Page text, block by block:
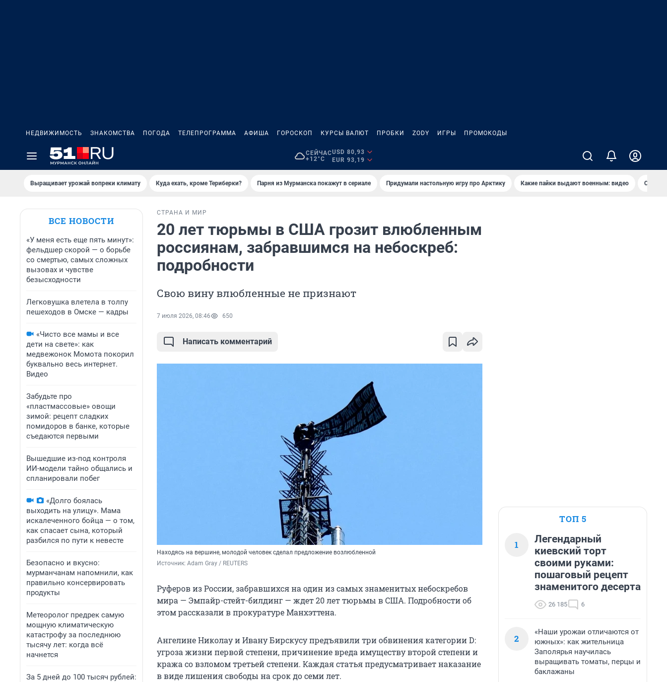
НЕДВИЖИМОСТЬ ЗНАКОМСТВА ПОГОДА ТЕЛЕПРОГРАММА АФИША ГОРОСКОП КУРСЫ ВАЛЮТ ПРОБКИ ZODY ИГРЫ ПРОМОКОДЫ
СЕЙЧАС
+12°C
USD 80,93
EUR 93,19
Выращивает урожай вопреки климату Куда ехать, кроме Териберки? Парня из Мурманска покажут в сериале Придумали настольную игру про Арктику Какие пайки выдают военным: видео Самая
ВСЕ НОВОСТИ
«У меня есть еще пять минут»:
фельдшер скорой — о борьбе
со смертью, самых сложных
вызовах и чувстве
безысходности
Легковушка влетела в толпу
пешеходов в Омске — кадры
«Чисто все мамы и все
дети на свете»: как
медвежонок Момота покорил
буквально весь интернет.
Видео
Забудьте про
«пластмассовые» овощи
зимой: рецепт сладких
помидоров в банке, которые
съедаются первыми
Вышедшие из-под контроля
ИИ-модели тайно общались и
спланировали побег
«Долго боялась
выходить на улицу». Мама
искалеченного бойца — о том,
как спасает сына, который
разбился по пути к невесте
Безопасно и вкусно:
мурманчанам напомнили, как
правильно консервировать
продукты
Метеоролог предрек самую
мощную климатическую
катастрофу за последнюю
тысячу лет: когда всё
начнется
За 5 дней до 100 тысяч рублей:
СТРАНА И МИР
20 лет тюрьмы в США грозит влюбленным
россиянам, забравшимся на небоскреб:
подробности
Свою вину влюбленные не признают
7 июля 2026, 08:46 650
Написать комментарий
Находясь на вершине, молодой человек сделал предложение возлюбленной
Источник: Adam Gray / REUTERS
Руферов из России, забравшихся на один из самых знаменитых небоскребов
мира — Эмпайр-стейт-билдинг — ждет 20 лет тюрьмы в США. Подробности об
этом рассказали в прокуратуре Манхэттена.
Ангелине Николау и Ивану Бирскусу предъявили три обвинения категории D:
угроза жизни первой степени, причинение вреда имуществу второй степени и
кража со взломом третьей степени. Каждая статья предусматривает наказание
в виде лишения свободы на срок до семи лет.
ТОП 5
1
Легендарный
киевский торт
своими руками:
пошаговый рецепт
знаменитого десерта
26 185 6
2
«Наши урожаи отличаются от
южных»: как жительница
Заполярья научилась
выращивать томаты, перцы и
баклажаны